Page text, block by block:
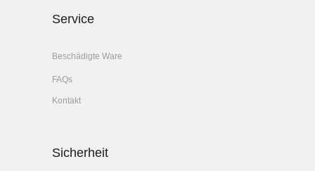
Service
Beschädigte Ware
FAQs
Kontakt
Sicherheit